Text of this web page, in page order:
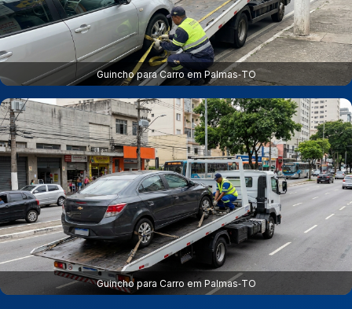
Guincho para Carro em Palmas‑TO
Guincho para Carro em Palmas‑TO